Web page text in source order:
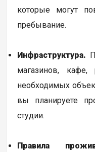
которые могут
пребывание.
Инфраструктура.
магазинов, кафе,
необходимых
вы планируете
студии.
Правила